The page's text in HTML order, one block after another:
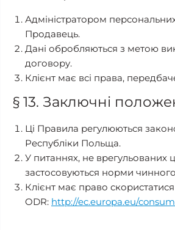
Адміністратором
Продавець.
Дані обробляються з метою
договору.
Клієнт має всі права,
§ 13. Заключні
Ці Правила регулюються
Республіки Польща.
У питаннях, не
застосовуються норми
Клієнт має право
ODR: http://ec.europa.eu/